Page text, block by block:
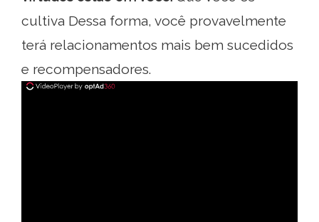
cultiva Dessa forma, você provavelmente
terá relacionamentos mais bem sucedidos
e recompensadores.